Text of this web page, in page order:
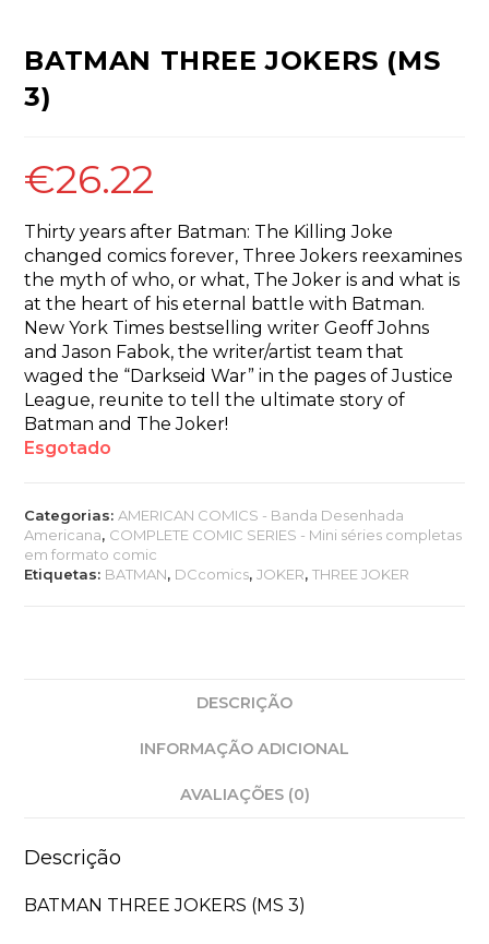
BATMAN THREE JOKERS (MS
3)
€26.22
Thirty years after Batman: The Killing Joke
changed comics forever, Three Jokers reexamines
the myth of who, or what, The Joker is and what is
at the heart of his eternal battle with Batman.
New York Times bestselling writer Geoff Johns
and Jason Fabok, the writer/artist team that
waged the “Darkseid War” in the pages of Justice
League, reunite to tell the ultimate story of
Batman and The Joker!
Esgotado
Categorias: AMERICAN COMICS - Banda Desenhada
Americana, COMPLETE COMIC SERIES - Mini séries completas
em formato comic
Etiquetas: BATMAN, DCcomics,JOKER,THREE JOKER
DESCRIÇÃO
INFORMAÇÃO ADICIONAL
AVALIAÇÕES (0)
Descrição
BATMAN THREE JOKERS (MS 3)